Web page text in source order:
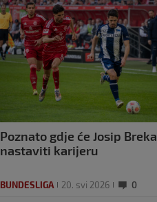
Poznato gdje će Josip
nastaviti karijeru
BUNDESLIGA 20. svi 2026 0